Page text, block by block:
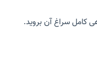
کامل سراغ آن بروید.